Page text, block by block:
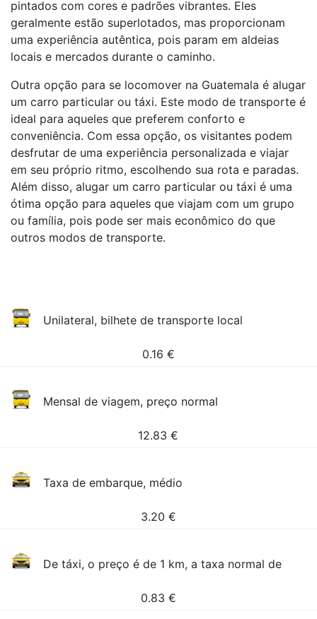
pintados com cores e padrões vibrantes. Eles
geralmente estão superlotados, mas proporcionam
uma experiência autêntica, pois param em aldeias
locais e mercados durante o caminho.
Outra opção para se locomover na Guatemala é alugar
um carro particular ou táxi. Este modo de transporte é
ideal para aqueles que preferem conforto e
conveniência. Com essa opção, os visitantes podem
desfrutar de uma experiência personalizada e viajar
em seu próprio ritmo, escolhendo sua rota e paradas.
Além disso, alugar um carro particular ou táxi é uma
ótima opção para aqueles que viajam com um grupo
ou família, pois pode ser mais econômico do que
outros modos de transporte.
Unilateral, bilhete de transporte local
0.16 €
Mensal de viagem, preço normal
12.83 €
Taxa de embarque, médio
3.20 €
De táxi, o preço é de 1 km, a taxa normal de
0.83 €